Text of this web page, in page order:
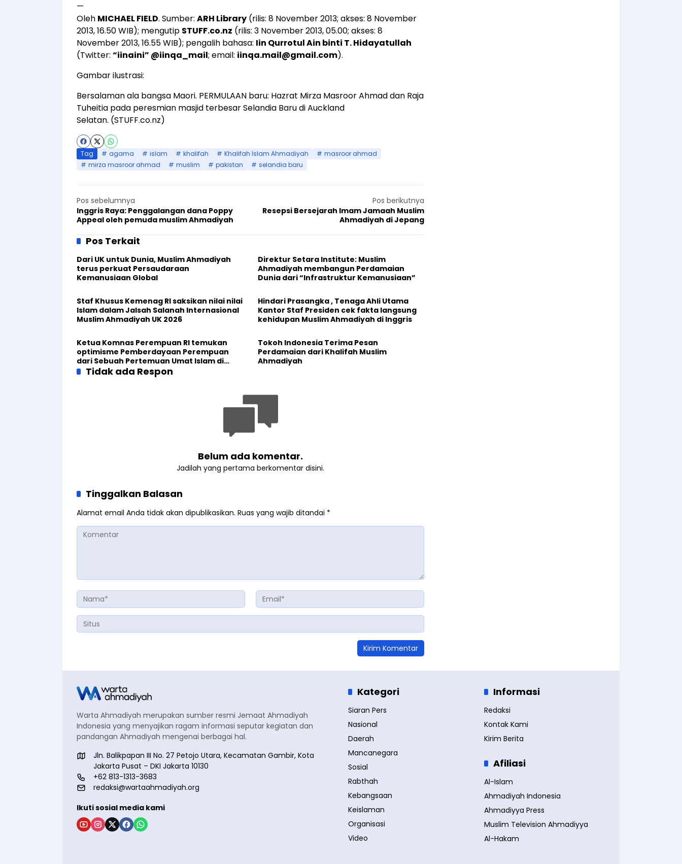
—
Oleh MICHAEL FIELD. Sumber: ARH Library (rilis: 8 November 2013; akses: 8 November
2013, 16.50 WIB); mengutip STUFF.co.nz (rilis: 3 November 2013, 05.00; akses: 8
November 2013, 16.55 WIB); pengalih bahasa: Iin Qurrotul Ain binti T. Hidayatullah
(Twitter: “iinaini” @iinqa_mail; email: iinqa.mail@gmail.com).
Gambar ilustrasi:
Bersalaman ala bangsa Maori. PERMULAAN baru: Hazrat Mirza Masroor Ahmad dan Raja
Tuheitia pada peresmian masjid terbesar Selandia Baru di Auckland
Selatan. (STUFF.co.nz)
Tag agama islam khalifah Khalifah Islam Ahmadiyah
masroor ahmad
mirza masroor ahmad
muslim pakistan selandia baru
Pos sebelumnya
Inggris Raya: Penggalangan dana Poppy
Appeal oleh pemuda muslim Ahmadiyah
Pos berikutnya
Resepsi Bersejarah Imam Jamaah Muslim
Ahmadiyah di Jepang
Pos Terkait
Dari UK untuk Dunia, Muslim Ahmadiyah
terus perkuat Persaudaraan
Kemanusiaan Global
Direktur Setara Institute: Muslim
Ahmadiyah membangun Perdamaian
Dunia dari “Infrastruktur Kemanusiaan”
Staf Khusus Kemenag RI saksikan nilai nilai
Islam dalam Jalsah Salanah Internasional
Muslim Ahmadiyah UK 2026
Hindari Prasangka , Tenaga Ahli Utama
Kantor Staf Presiden cek fakta langsung
kehidupan Muslim Ahmadiyah di Inggris
Ketua Komnas Perempuan RI temukan
optimisme Pemberdayaan Perempuan
dari Sebuah Pertemuan Umat Islam di
Inggris
Tokoh Indonesia Terima Pesan
Perdamaian dari Khalifah Muslim
Ahmadiyah
Tidak ada Respon
Belum ada komentar.
Jadilah yang pertama berkomentar disini.
Tinggalkan Balasan
Alamat email Anda tidak akan dipublikasikan. Ruas yang wajib ditandai *
Warta Ahmadiyah merupakan sumber resmi Jemaat Ahmadiyah
Indonesia yang menyajikan ragam informasi seputar kegiatan dan
pandangan Ahmadiyah mengenai berbagai hal.
Jln. Balikpapan III No. 27 Petojo Utara, Kecamatan Gambir, Kota
Jakarta Pusat – DKI Jakarta 10130
+62 813-1313-3683
redaksi@wartaahmadiyah.org
Ikuti sosial media kami
Kategori
Siaran Pers
Nasional
Daerah
Mancanegara
Sosial
Rabthah
Kebangsaan
Keislaman
Organisasi
Video
Informasi
Redaksi
Kontak Kami
Kirim Berita
Afiliasi
Al-Islam
Ahmadiyah Indonesia
Ahmadiyya Press
Muslim Television Ahmadiyya
Al-Hakam